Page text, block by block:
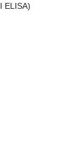
ELISA)